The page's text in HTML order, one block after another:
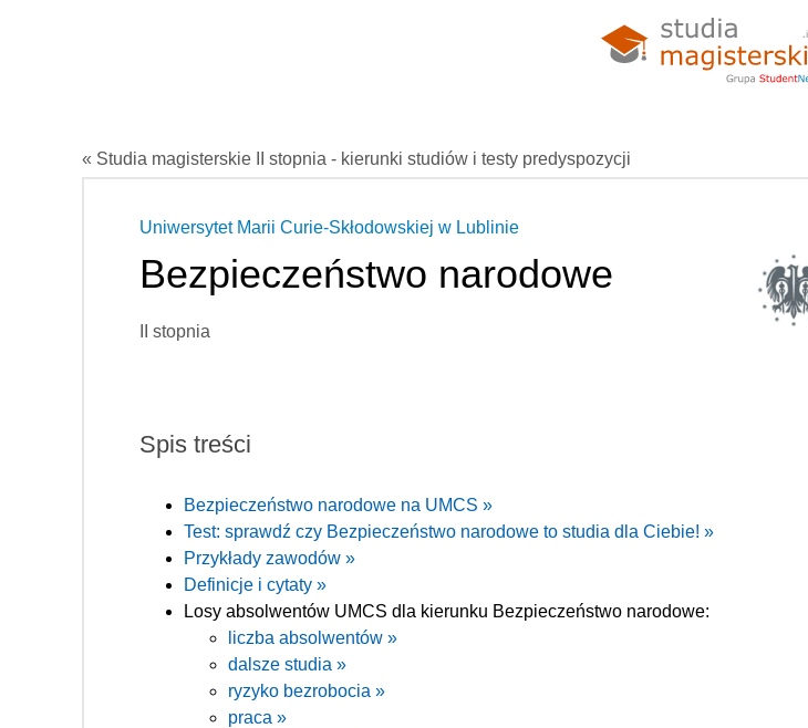
« Studia magisterskie II stopnia - kierunki studiów i testy predyspozycji
Uniwersytet Marii Curie-Skłodowskiej w Lublinie
Bezpieczeństwo narodowe
II stopnia
Spis treści
Bezpieczeństwo narodowe na UMCS »
Test: sprawdź czy Bezpieczeństwo narodowe to studia dla Ciebie! »
Przykłady zawodów »
Definicje i cytaty »
Losy absolwentów UMCS dla kierunku Bezpieczeństwo narodowe:
liczba absolwentów »
dalsze studia »
ryzyko bezrobocia »
praca »